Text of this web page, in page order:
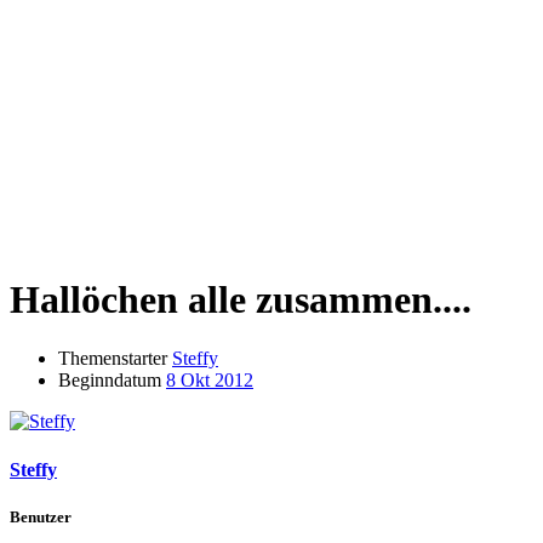
Hallöchen alle zusammen....
Themenstarter Steffy
Beginndatum 8 Okt 2012
Steffy
Benutzer